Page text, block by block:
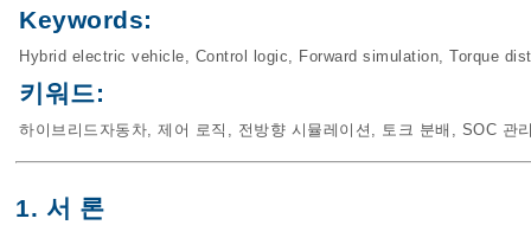
Keywords:
Hybrid electric vehicle, Control logic, Forward simulation, Torque
키워드:
하이브리드자동차, 제어 로직 , 전방향 시뮬레이션 , 토크 분배 , SOC 관
1. 서 론